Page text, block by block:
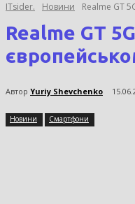
ITsider. Новини Realme GT
Realme GT
Автор Yuriy Shevchenko
Новини Смартфони